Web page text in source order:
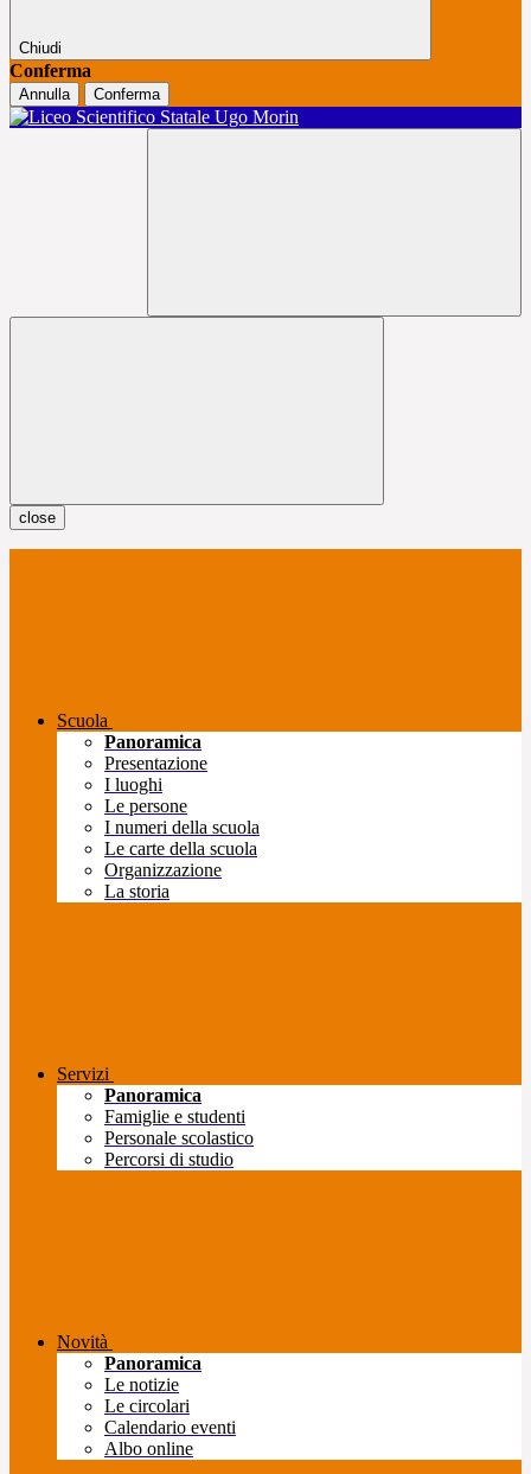
Chiudi
Conferma
Annulla Conferma
close
Scuola
Panoramica
Presentazione
I luoghi
Le persone
I numeri della scuola
Le carte della scuola
Organizzazione
La storia
Servizi
Panoramica
Famiglie e studenti
Personale scolastico
Percorsi di studio
Novità
Panoramica
Le notizie
Le circolari
Calendario eventi
Albo online